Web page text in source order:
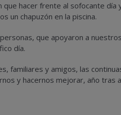
hacer frente al sofocante día
un chapuzón en la piscina.
que apoyaron a
día.
familiares y amigos, las
y hacernos mejorar, año tras